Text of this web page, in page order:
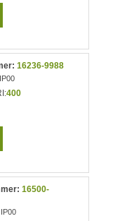
16236-9988
400
16500-